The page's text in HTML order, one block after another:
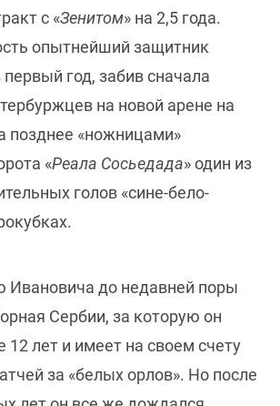
с «Зенитом» на 2,5 года.
опытнейший защитник
год, забив сначала
на новой арене на
позднее «ножницами»
«Реала Сосьедада» один из
голов «сине-бело-
Ивановича до недавней поры
Сербии, за которую он
12 лет и имеет на своем счету
за «белых орлов». Но после